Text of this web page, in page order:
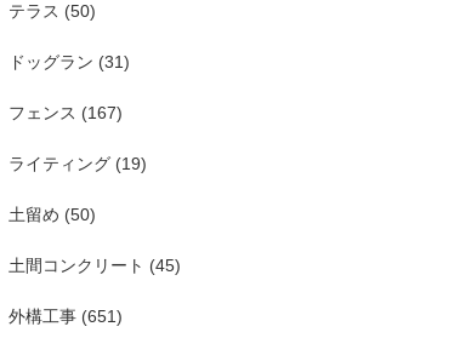
テラス (50)
ドッグラン (31)
フェンス (167)
ライティング (19)
土留め (50)
土間コンクリート (45)
外構工事 (651)